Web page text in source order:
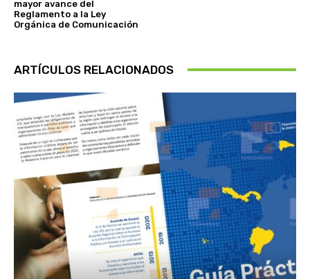
mayor avance del
Reglamento a la Ley
Orgánica de Comunicación
ARTÍCULOS RELACIONADOS